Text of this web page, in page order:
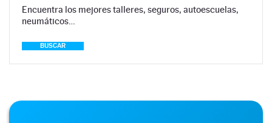
Encuentra los mejores talleres, seguros, autoescuelas,
neumáticos…
BUSCAR